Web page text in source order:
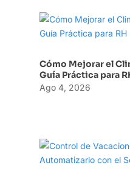
Cómo Mejorar el
Guía Práctica para
Ago 4, 2026